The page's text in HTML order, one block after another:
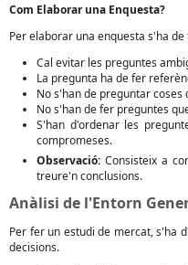
Com Elaborar una Enquesta?
Per elaborar una enquesta s'ha
Cal evitar les preguntes
La pregunta ha de fer
No s'han de preguntar coses
No s'han de fer preguntes
S'han d'ordenar les
compromeses.
Observació: Consisteix a
treure'n conclusions.
Anàlisi de l'Entorn
Per fer un estudi de mercat, s'ha
decisions.